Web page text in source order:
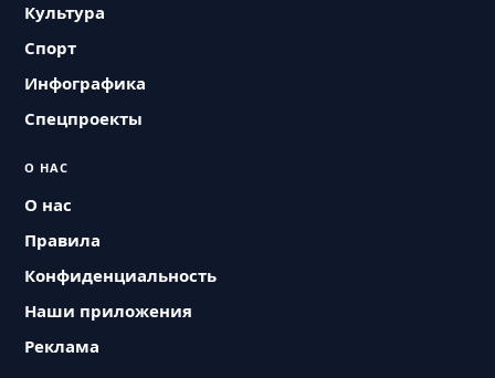
Культура
Спорт
Инфографика
Спецпроекты
О НАС
О нас
Правила
Конфиденциальность
Наши приложения
Реклама